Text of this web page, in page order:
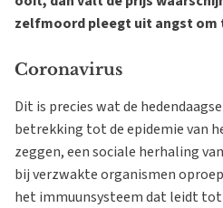
zelfmoord pleegt uit angst om
Coronavirus
Dit is precies wat de
betrekking tot de epidemie van
zeggen, een sociale herhaling
bij verzwakte organismen
het immuunsysteem dat leidt